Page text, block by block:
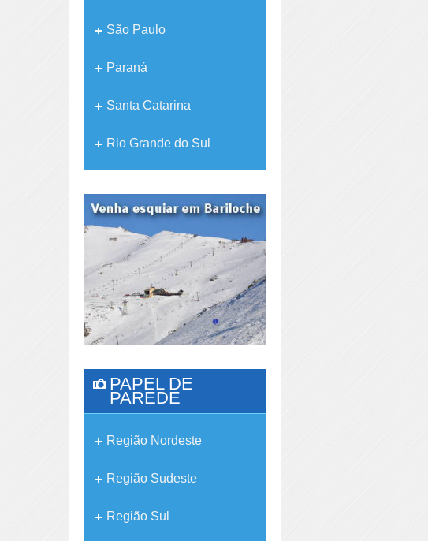
São Paulo
Paraná
Santa Catarina
Rio Grande do Sul
PAPEL DE
PAREDE
Região Nordeste
Região Sudeste
Região Sul